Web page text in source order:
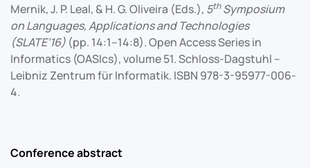
Mernik, J. P. Leal, & H. G. Oliveira (Eds.), 5thSymposium
on Languages, Applications and Technologies
(SLATE’16) (pp. 14:1–14:8). Open Access Series in
Informatics (OASIcs), volume 51. Schloss-Dagstuhl –
Leibniz Zentrum für Informatik. ISBN 978-3-95977-006-
4.
Conference abstract